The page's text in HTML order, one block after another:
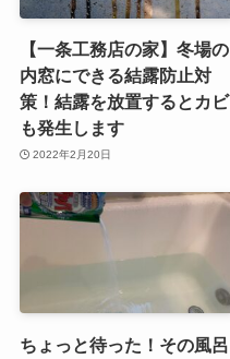
【一条工務店の家】冬場の
内窓にできる結露防止対
策！結露を放置するとカビ
も発生します
2022年2月20日
ちょっと待った！その風呂